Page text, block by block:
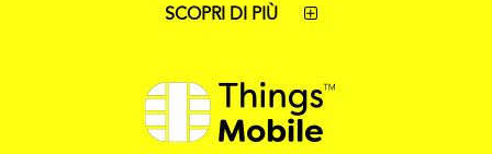
SCOPRI DI PIÙ